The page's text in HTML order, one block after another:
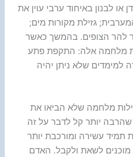
או לבנון באיחוד ערבי עוין את
גזילת מקורות מים;
להר הצופים. בהמשך כאשר
מלחמה אלה: התקפת פתע
למימדים שלא ניתן יהיה
מלחמה שלא הביאו את
יותר קל לדבר על זה
תמיד עשירה ומורכבת יותר
לשאת ולקבל. האדם